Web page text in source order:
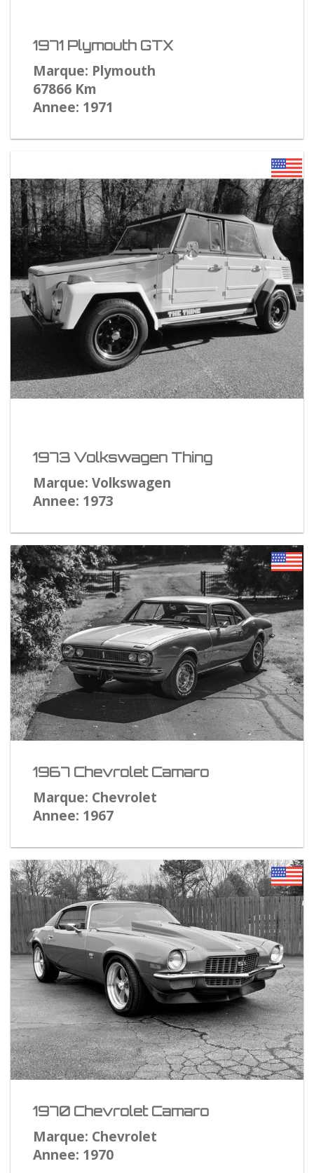
1971 Plymouth GTX
Marque: Plymouth
67866 Km
Annee: 1971
1973 Volkswagen Thing
Marque: Volkswagen
Annee: 1973
1967 Chevrolet Camaro
Marque: Chevrolet
Annee: 1967
1970 Chevrolet Camaro
Marque: Chevrolet
Annee: 1970